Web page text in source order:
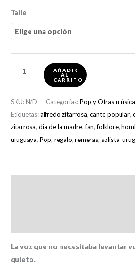
Talle
Remera
"Alfredo
Zitarrosa:
Voz
de
Sombra"
cantidad
AÑADIR
AL
CARRITO
SKU:N/D Categorías:Pop y Otras
Etiquetas:alfredo zitarrosa,canto popular,
zitarrosa,dia de la madre,fan,folklore,
uruguaya,Pop,regalo,remeras, solista,
La voz que no necesitaba levantar
quieto.